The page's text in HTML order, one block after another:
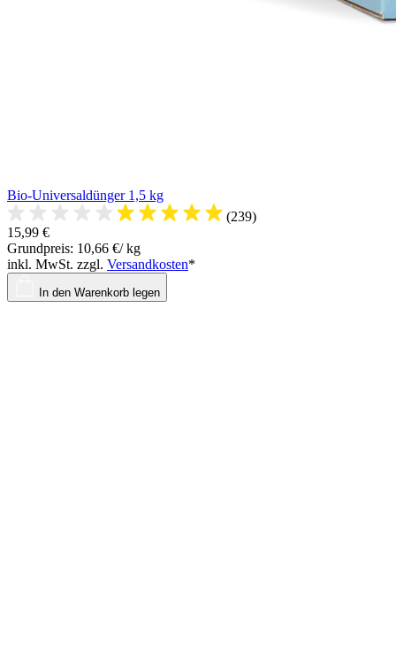
Bio-Universaldünger 1,5 kg
(239)
15,99 €
Grundpreis: 10,66 €/ kg
inkl. MwSt. zzgl. Versandkosten*
In den Warenkorb legen